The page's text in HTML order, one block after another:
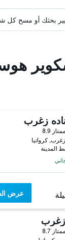
بحثك أو مسح كل
زغرب
ممتاز 8.9
عرض
ممتاز 8.7